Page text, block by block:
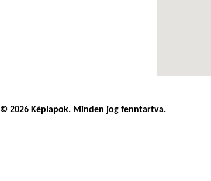
© 2026 Képlapok. Minden jog fenntartva.